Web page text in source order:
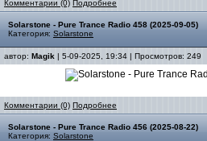
Комментарии (0) Подробнее
Solarstone - Pure Trance Radio 458 (2025-09-05)
Категория: Solarstone
автор: Magik | 5-09-2025, 19:34 | Просмотров: 249
Комментарии (0) Подробнее
Solarstone - Pure Trance Radio 456 (2025-08-22)
Категория: Solarstone